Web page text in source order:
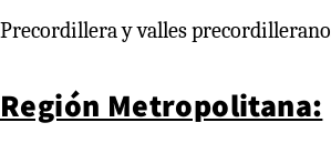
Precordillera y valles
Región Metropolitana: